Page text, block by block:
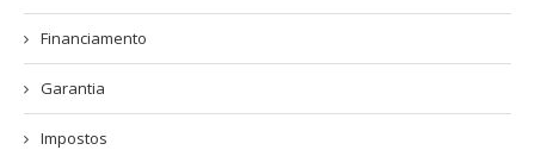
Financiamento
Garantia
Impostos